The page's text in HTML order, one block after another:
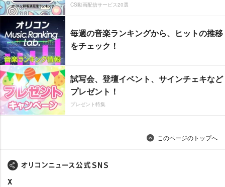
CS動画配信サービス20選
毎週の音楽ランキングから、ヒットの推移
をチェック！
試写会、登壇イベント、サインチェキなど
プレゼント！
プレゼント特集
このページのトップへ
X